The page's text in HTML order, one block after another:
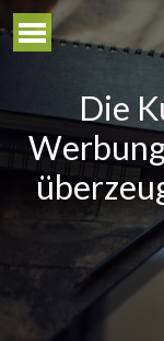
Die